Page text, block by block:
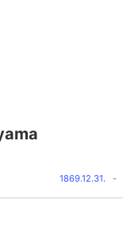
1869.12.31. -